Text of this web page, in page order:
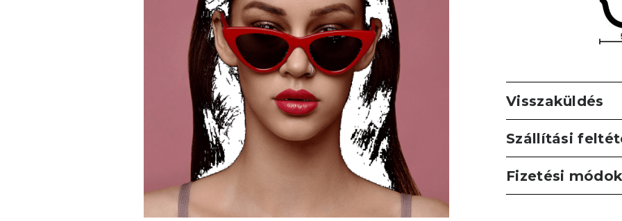
Visszaküldés
Szállítási
Fizetési módok